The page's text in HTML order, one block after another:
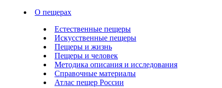
О пещерах
Естественные пещеры
Искусственные пещеры
Пещеры и жизнь
Пещеры и человек
Методика описания и исследования
Справочные материалы
Атлас пещер России